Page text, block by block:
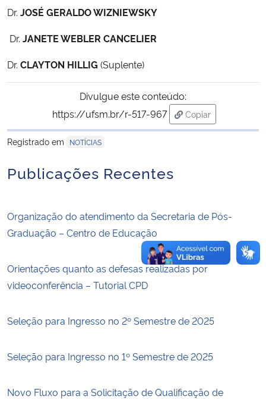
Gabinete de Segurança Institucional
Advocacia-Geral da União
Planalto
Dr. JOSÉ GERALDO WIZNIEWSKY
Dr. JANETE WEBLER CANCELIER
Dr. CLAYTON HILLIG (Suplente)
Divulgue este conteúdo:
https://ufsm.br/r-517-967
Copiar
para área de
Registrado em
NOTÍCIAS
Publicações Recentes
Organização do atendimento da Secretaria de Pós-
Graduação – Centro de Educação
Orientações quanto as defesas realizadas por
videoconferência – Tutorial CPD
Seleção para Ingresso no 2º Semestre de 2025
Seleção para Ingresso no 1º Semestre de 2025
Novo Fluxo para a Solicitação de Qualificação de